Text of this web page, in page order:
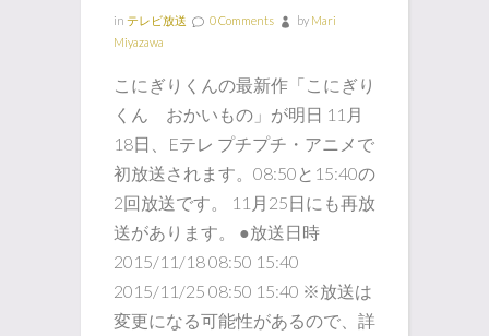
in テレビ放送 0 Comments by Mari
Miyazawa
こにぎりくんの最新作「こにぎり
くん おかいもの」が明日 11月
18日、Eテレ プチプチ・アニメで
初放送されます。08:50と15:40の
2回放送です。 11月25日にも再放
送があります。 ●放送日時
2015/11/18 08:50 15:40
2015/11/25 08:50 15:40 ※放送は
変更になる可能性があるので、詳